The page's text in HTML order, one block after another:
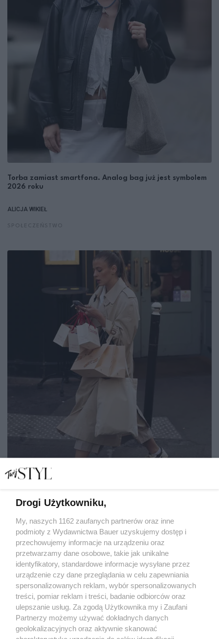
Torba zamiast smartfona. Analog bag już jest symbolem
2026 roku
ALICJA WIKIEŁ
nadmiaru
JULIA ZAKRZEWSKA
SPOŁECZEŃSTWO
Drogi Użytkowniku,
My, naszych 1162 zaufanych partnerów oraz inne
podmioty z Wydawnictwa Bauer uzyskujemy dostęp i
przechowujemy informacje na urządzeniu oraz
przetwarzamy dane osobowe, takie jak unikalne
identyfikatory, standardowe informacje wysyłane przez
urządzenie czy dane przeglądania w celu zapewniania
spersonalizowanych reklam, wybór spersonalizowanych
treści, pomiar reklam i treści, badanie odbiorców oraz
ulepszanie usług. Za zgodą Użytkownika my i Zaufani
Partnerzy możemy używać dokładnych danych
geolokalizacyjnych oraz aktywnie skanować